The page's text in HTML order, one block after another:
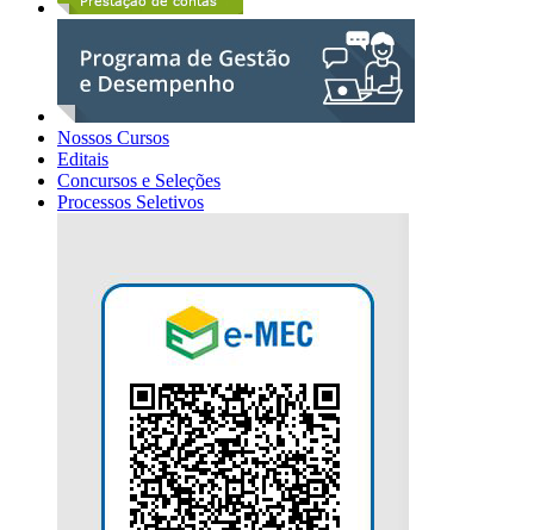
Nossos Cursos
Editais
Concursos e Seleções
Processos Seletivos